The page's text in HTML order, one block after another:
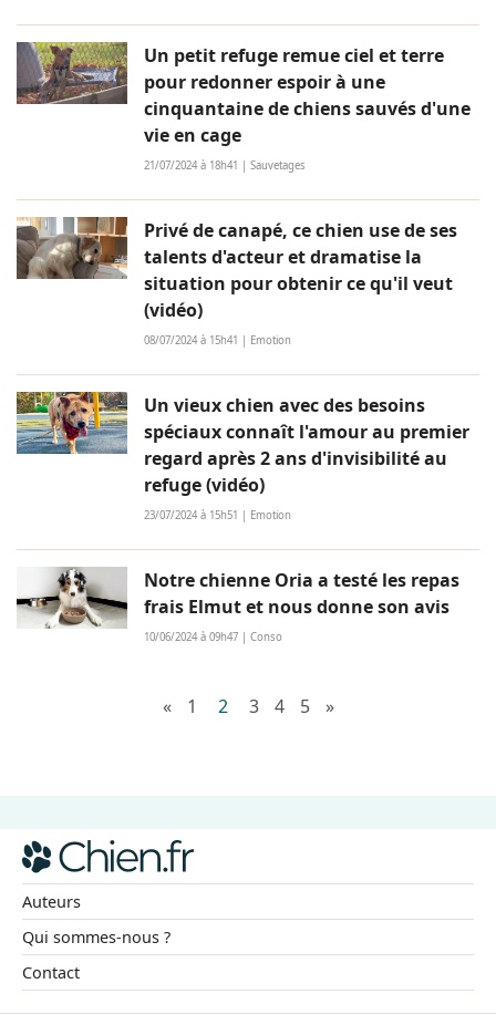
Un petit refuge remue ciel et terre
pour redonner espoir à une
cinquantaine de chiens sauvés d'une
vie en cage
21/07/2024 à 18h41 | Sauvetages
Privé de canapé, ce chien use de ses
talents d'acteur et dramatise la
situation pour obtenir ce qu'il veut
(vidéo)
08/07/2024 à 15h41 | Emotion
Un vieux chien avec des besoins
spéciaux connaît l'amour au premier
regard après 2 ans d'invisibilité au
refuge (vidéo)
23/07/2024 à 15h51 | Emotion
Notre chienne Oria a testé les repas
frais Elmut et nous donne son avis
10/06/2024 à 09h47 | Conso
« 1 2 3 4 5 »
Auteurs
Qui sommes-nous ?
Contact